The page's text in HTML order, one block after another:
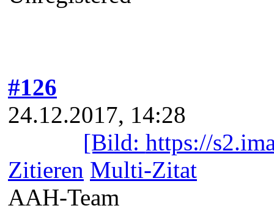
#126
24.12.2017, 14:28
[Bild: https://
Zitieren Multi-Zitat
AAH-Team